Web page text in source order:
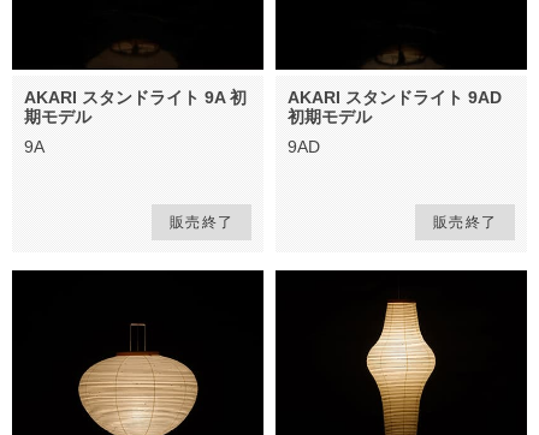
AKARI スタンドライト 9A 初
期モデル
9A
販売終了
AKARI スタンドライト 9AD
初期モデル
9AD
販売終了